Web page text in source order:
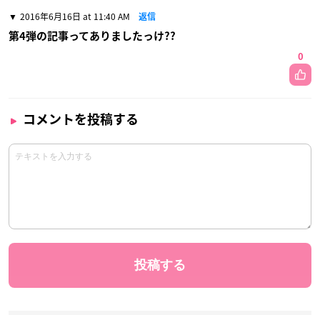
2016年6月16日 at 11:40 AM 返信
第4弾の記事ってありましたっけ??
0
コメントを投稿する